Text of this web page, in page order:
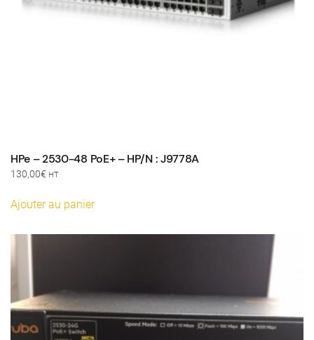
page
HPe – 2530-48 PoE+ – HP/N : J9778A
130,00€ HT
Ajouter au panier